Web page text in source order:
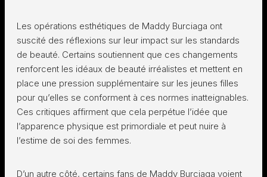
Les opérations esthétiques de Maddy Burciaga ont
suscité des réflexions sur leur impact sur les standards
de beauté. Certains soutiennent que ces changements
renforcent les idéaux de beauté irréalistes et mettent en
place une pression supplémentaire sur les jeunes filles
pour qu’elles se conforment à ces normes inatteignables.
Ces critiques affirment que cela perpétue l’idée que
l’apparence physique est primordiale et peut nuire à
l’estime de soi des femmes.
D’un autre côté, certains fans de Maddy Burciaga voient